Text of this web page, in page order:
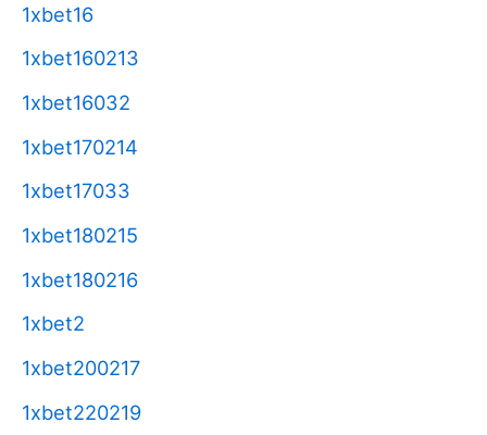
1xbet16
1xbet160213
1xbet16032
1xbet170214
1xbet17033
1xbet180215
1xbet180216
1xbet2
1xbet200217
1xbet220219